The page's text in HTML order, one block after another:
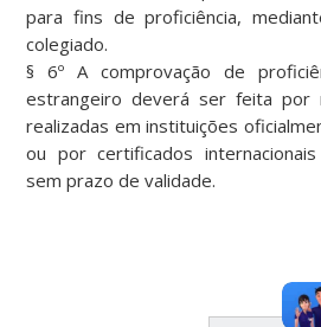
para fins de proficiência,
colegiado.
§ 6º A comprovação de
estrangeiro deverá ser feita por
realizadas em instituições
ou por certificados
sem prazo de validade.